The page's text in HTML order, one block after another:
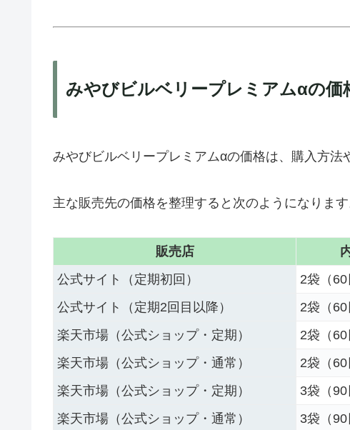
みやびビルベリープレミアムαの価
みやびビルベリープレミアムαの価格は、購入方法
主な販売先の価格を整理すると次のようになります
販売店
公式サイト（定期初回）
2袋（60
公式サイト（定期2回目以降）
2袋（60
楽天市場（公式ショップ・定期）
2袋（60
楽天市場（公式ショップ・通常）
2袋（60
楽天市場（公式ショップ・定期）
3袋（90
楽天市場（公式ショップ・通常）
3袋（90